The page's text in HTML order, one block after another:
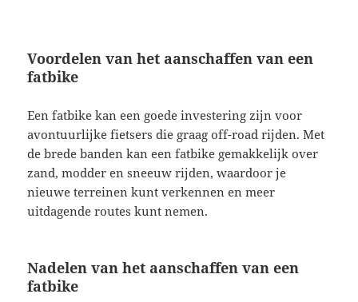
Voordelen van het aanschaffen van een
fatbike
Een fatbike kan een goede investering zijn voor
avontuurlijke fietsers die graag off-road rijden. Met
de brede banden kan een fatbike gemakkelijk over
zand, modder en sneeuw rijden, waardoor je
nieuwe terreinen kunt verkennen en meer
uitdagende routes kunt nemen.
Nadelen van het aanschaffen van een
fatbike